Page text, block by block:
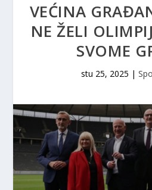
VEĆINA
NE ŽELI
SVOME
stu 25, 2025 |